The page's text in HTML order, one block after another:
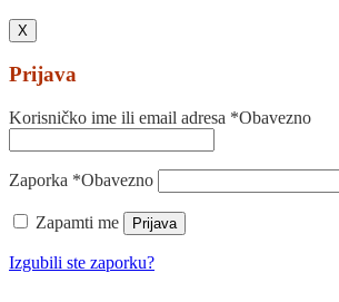
X
Prijava
Korisničko ime ili email adresa *Obavezno
Zaporka *Obavezno
Zapamti me Prijava
Izgubili ste zaporku?